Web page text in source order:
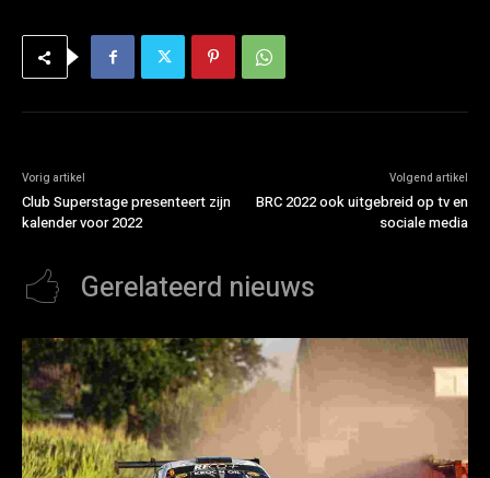
Vorig artikel
Club Superstage presenteert zijn
kalender voor 2022
Volgend artikel
BRC 2022 ook uitgebreid op tv en
sociale media
Gerelateerd nieuws